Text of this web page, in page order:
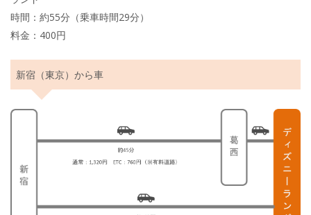
時間：約55分（乗車時間29分）
料金：400円
新宿（東京）から車